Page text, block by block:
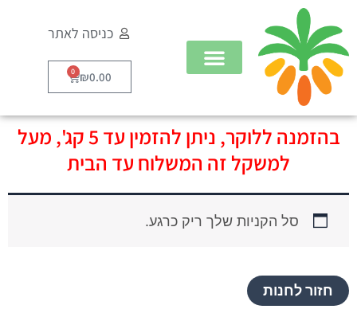
לתוכן
כניסה לאתר
₪0.00
0
עגלת
בהזמנה ללוקר, ניתן להזמין עד 5 קג', מעל
למשקל זה המשלוח עד הבית
סל הקניות שלך ריק כרגע.
חזור לחנות